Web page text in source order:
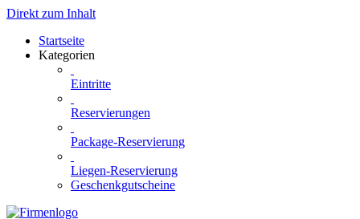
Direkt zum Inhalt
Startseite
Kategorien
Eintritte
Reservierungen
Package-Reservierung
Liegen-Reservierung
Geschenkgutscheine